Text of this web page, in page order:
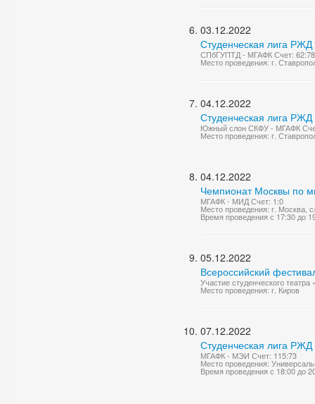
03.12.2022
Студенческая лига
СПбГУПТД - МГАФК Счет: 62:78
Место проведения: г.
04.12.2022
Студенческая лига
Южный слон СКФУ - МГАФК
Место проведения: г.
04.12.2022
Чемпионат Москвы по
МГАФК - МИД Счет: 1:0
Место проведения: г.
Время проведения с 17:30 до
05.12.2022
Всероссийский
Участие студенческого театра
Место проведения: г. Киров
07.12.2022
Студенческая лига
МГАФК - МЭИ Счет: 115:73
Место проведения:
Время проведения с 18:00 до